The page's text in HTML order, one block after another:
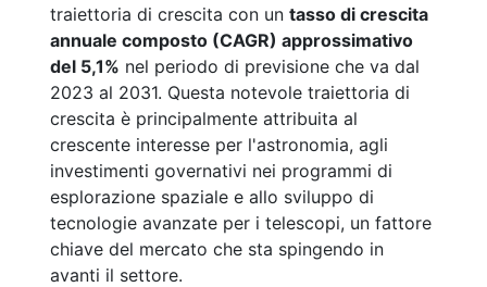
traiettoria di crescita con un tasso di crescita
annuale composto (CAGR) approssimativo
del 5,1% nel periodo di previsione che va dal
2023 al 2031. Questa notevole traiettoria di
crescita è principalmente attribuita al
crescente interesse per l'astronomia, agli
investimenti governativi nei programmi di
esplorazione spaziale e allo sviluppo di
tecnologie avanzate per i telescopi, un fattore
chiave del mercato che sta spingendo in
avanti il settore.